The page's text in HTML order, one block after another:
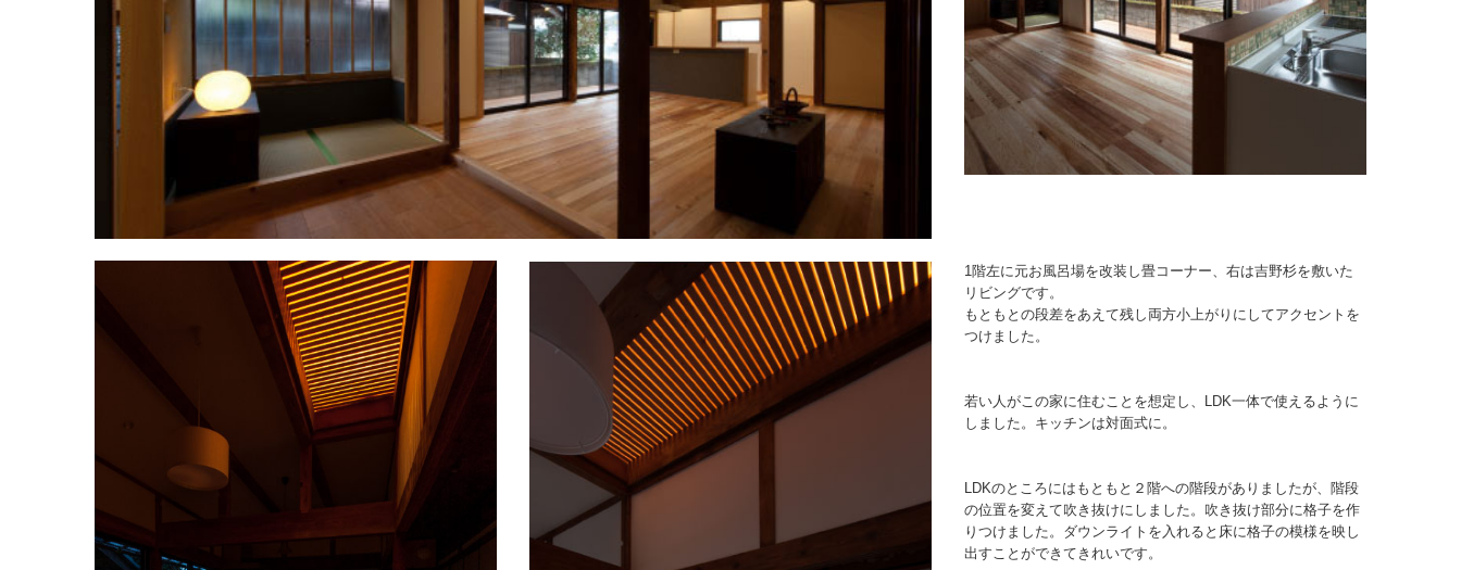
1階左に元お風呂場を改装し畳コーナー、右は吉野杉を敷いた
リビングです。
もともとの段差をあえて残し両方小上がりにしてアクセントを
つけました。
若い人がこの家に住むことを想定し、LDK一体で使えるように
しました。キッチンは対面式に。
LDKのところにはもともと２階への階段がありましたが、階段
の位置を変えて吹き抜けにしました。吹き抜け部分に格子を作
りつけました。ダウンライトを入れると床に格子の模様を映し
出すことができてきれいです。